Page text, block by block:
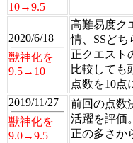
10→9.5
2020/6/18
獣神化を
9.5→10
高難易度ク
情、SSど
正クエスト
比較しても
点数を10点
2019/11/27
獣神化を
9.0→9.5
前回の点数
活躍を評価
正の多さか